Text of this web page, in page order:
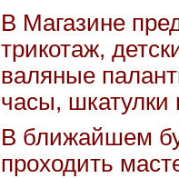
В Магазине
трикотаж,
валяные
часы, шкатулки
В ближайшем
проходить